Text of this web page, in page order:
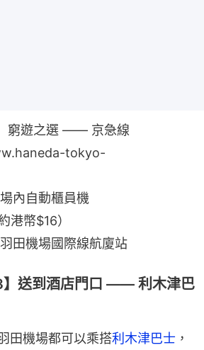
窮遊之選 —— 京急線
tokyo-
內自動櫃員機
港幣$16）
田機場國際線航廈站
】送到酒店門口 —— 利木津巴
田機場都可以乘搭利木津巴士 ，